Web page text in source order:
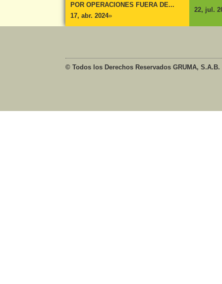
POR OPERACIONES FUERA DE...
17, abr. 2024»
22, jul.
© Todos los Derechos Reservados GRUMA, S.A.B.